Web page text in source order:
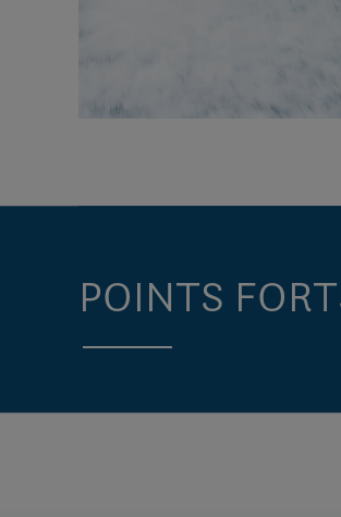
POINTS